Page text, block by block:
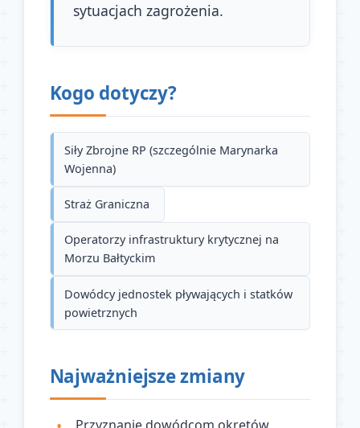
sytuacjach zagrożenia.
Kogo dotyczy?
Siły Zbrojne RP (szczególnie Marynarka
Wojenna)
Straż Graniczna
Operatorzy infrastruktury krytycznej na
Morzu Bałtyckim
Dowódcy jednostek pływających i statków
powietrznych
Najważniejsze zmiany